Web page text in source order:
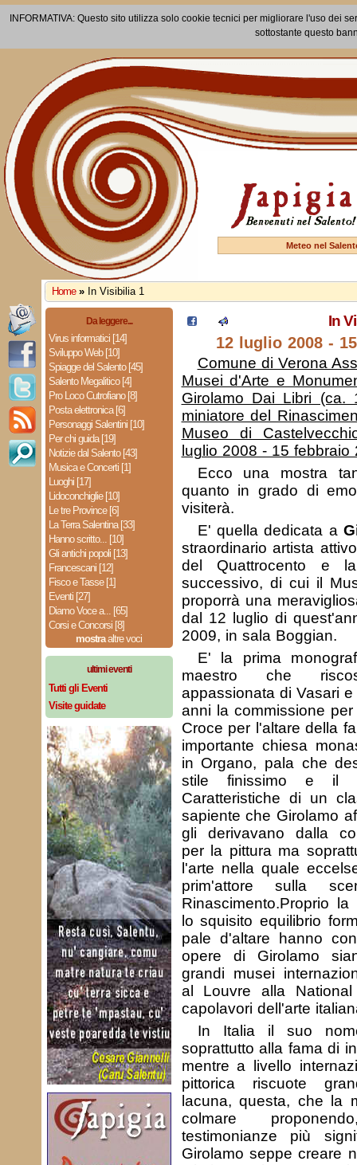
INFORMATIVA: Questo sito utilizza solo cookie tecnici per migliorare l'uso dei
sottostante questo
Meteo nel
Home » In Visibilia 1
Da leggere...
Virus informatici [14]
Sviluppo Web [10]
Spiagge del Salento [45]
Salento Megalitico [4]
Pro Loco Cutrofiano [8]
Posta elettronica [6]
Personaggi Salentini [10]
Per chi guida [19]
Notizie dal Salento [43]
Musica e Concerti [1]
Luoghi [17]
Lidoconchiglie [10]
Le tre Province [6]
La Terra Salentina [33]
Hanno scritto... [10]
Gli antichi popoli [13]
Francescani [12]
Fisco e Tasse [1]
Eventi [27]
Diamo Voce a... [65]
Corsi e Concorsi [8]
mostraaltre voci
ultimi eventi
Tutti gli Eventi
Visite guidate
In
12 luglio 2008 -
Comune di Verona
Musei d'Arte e
Girolamo Dai Libri (ca.
miniatore del
Museo di
luglio 2008 - 15 febbraio
Ecco una mostra
quanto in grado di
visiterà.
E' quella dedicata a
straordinario artista
del Quattrocento e
successivo, di cui il
proporrà una
dal 12 luglio di
2009, in sala Boggian.
E' la prima
maestro che
appassionata di Vasari
anni la commissione
Croce per l'altare della
importante chiesa
in Organo, pala che
stile finissimo e il
Caratteristiche di un
sapiente che Girolamo
gli derivavano dalla
per la pittura ma
l'arte nella quale
prim'attore sulla
Rinascimento.Proprio
lo squisito equilibrio
pale d'altare hanno
opere di Girolamo
grandi musei
al Louvre alla
capolavori dell'arte
In Italia il suo
soprattutto alla fama di
mentre a livello
pittorica riscuote
lacuna, questa, che la
colmare
testimonianze più
Girolamo seppe creare